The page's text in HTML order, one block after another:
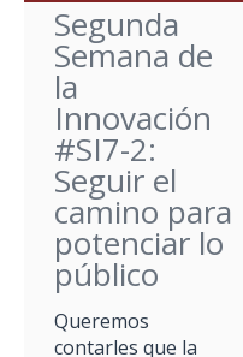
Segunda
Semana de
la
Innovación
#SI7-2:
Seguir el
camino para
potenciar lo
público
Queremos
contarles que la